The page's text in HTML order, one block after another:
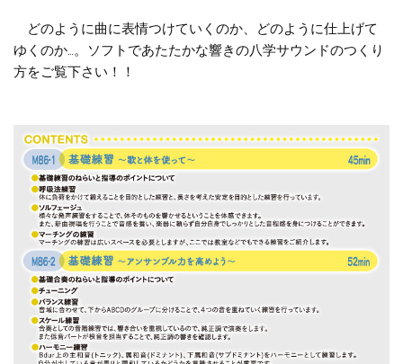
どのように曲に表情つけていくのか、どのように仕上げて
ゆくのか…。ソフトであたたかな響きの八学サウンドのつくり
方をご覧下さい！！